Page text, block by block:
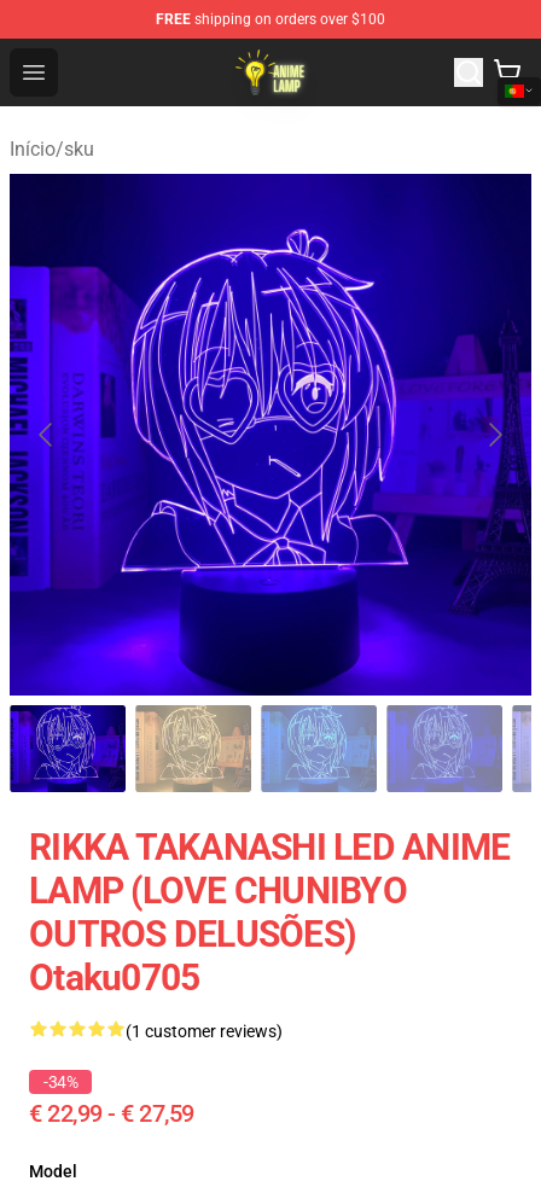
FREE shipping on orders over $100
Open menu
Anime Lamp Shop - The Best Store of Anime Lamp
Início/sku
RIKKA TAKANASHI LED ANIME
LAMP (LOVE CHUNIBYO
OUTROS DELUSÕES)
Otaku0705
(1 customer reviews)
-34%
€ 22,99 - € 27,59
Model